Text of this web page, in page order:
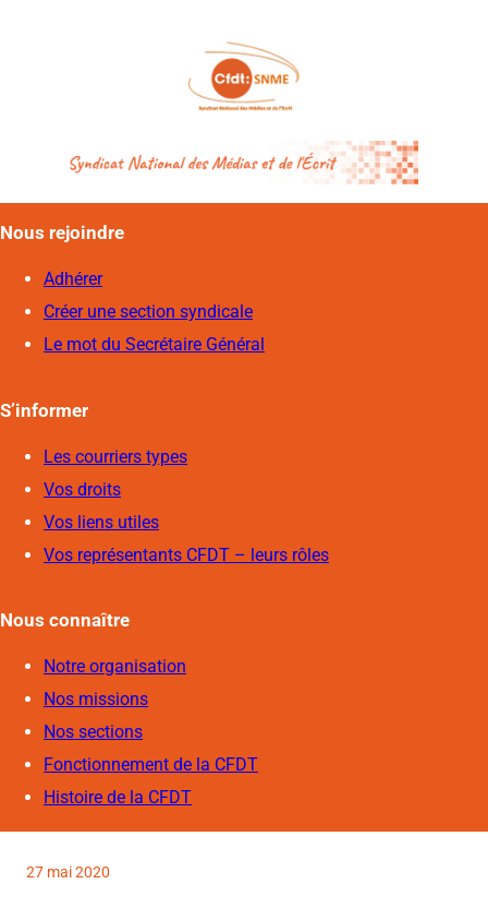
Nous rejoindre
Adhérer
Créer une section syndicale
Le mot du Secrétaire Général
S’informer
Les courriers types
Vos droits
Vos liens utiles
Vos représentants CFDT – leurs rôles
Nous connaître
Notre organisation
Nos missions
Nos sections
Fonctionnement de la CFDT
Histoire de la CFDT
27 mai 2020